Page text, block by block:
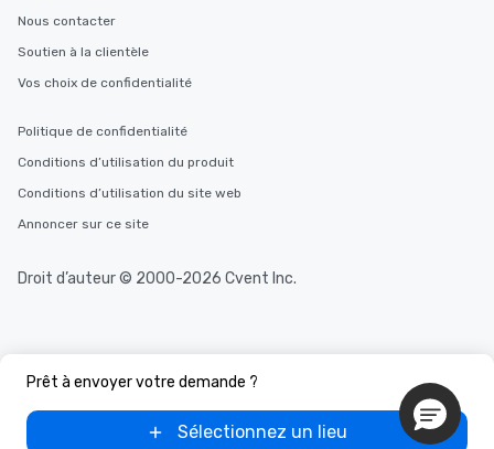
Prêt à envoyer votre demande ?
Sélectionnez un lieu
Nous contacter
Soutien à la clientèle
Vos choix de confidentialité
Politique de confidentialité
Conditions d’utilisation du produit
Conditions d’utilisation du site web
Annoncer sur ce site
Droit d’auteur © 2000-2026 Cvent Inc.